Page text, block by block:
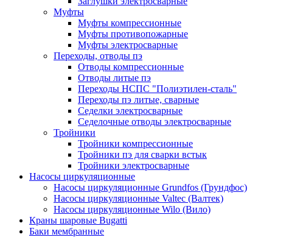
Муфты
Муфты компрессионные
Муфты противопожарные
Муфты электросварные
Переходы, отводы пэ
Отводы компрессионные
Отводы литые пэ
Переходы НСПС "Полиэтилен-сталь"
Переходы пэ литые, сварные
Седелки электросварные
Седелочные отводы электросварные
Тройники
Тройники компрессионные
Тройники пэ для сварки встык
Тройники электросварные
Насосы циркуляционные
Насосы циркуляционные Grundfos (Грундфос)
Насосы циркуляционные Valtec (Валтек)
Насосы циркуляционные Wilo (Вило)
Краны шаровые Bugatti
Баки мембранные